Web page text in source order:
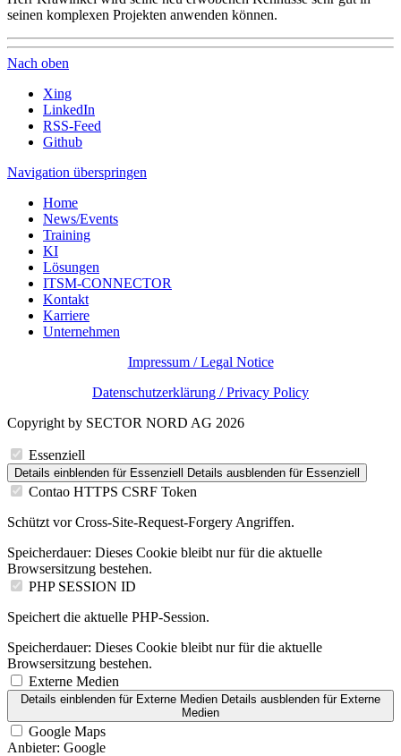
seinen komplexen Projekten anwenden können.
Nach oben
Xing
LinkedIn
RSS-Feed
Github
Navigation überspringen
Home
News/Events
Training
KI
Lösungen
ITSM-CONNECTOR
Kontakt
Karriere
Unternehmen
Impressum / Legal Notice
Datenschutzerklärung / Privacy Policy
Copyright by SECTOR NORD AG 2026
Essenziell
Details einblenden für Essenziell Details ausblenden für Essenziell
Contao HTTPS CSRF Token
Schützt vor Cross-Site-Request-Forgery Angriffen.
Speicherdauer: Dieses Cookie bleibt nur für die aktuelle
Browsersitzung bestehen.
PHP SESSION ID
Speichert die aktuelle PHP-Session.
Speicherdauer: Dieses Cookie bleibt nur für die aktuelle
Browsersitzung bestehen.
Externe Medien
Details einblenden für Externe Medien Details ausblenden für Externe
Medien
Google Maps
Anbieter: Google